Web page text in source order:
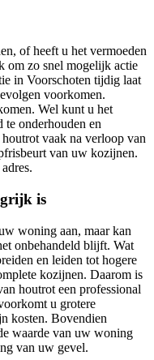
of heeft u het vermoeden
om zo snel mogelijk actie
in Voorschoten tijdig laat
voorkomen.
Wel kunt u het
onderhouden en
vaak na verloop van
van uw kozijnen.
is
woning aan, maar kan
onbehandeld blijft. Wat
en leiden tot hogere
kozijnen. Daarom is
houtrot een professional
u grotere
kosten. Bovendien
waarde van uw woning
van uw gevel.